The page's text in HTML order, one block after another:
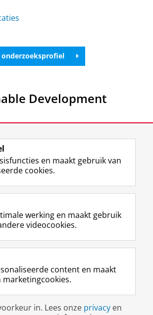
Development
over deSustainable Development
de RUG
F
a
e
b
o
p
a
i
n
L
i
k
e
I
-
p
g
i
R
S
-
f
e
R
k
s
I
n
t
r
m
c
c
Y
o
T
e
k
a
a
& Copyright
en maakt gebruik van
cookies.
werking en maakt gebruik
videocookies.
content en maakt
marketingcookies.
in. Lees onze privacy en